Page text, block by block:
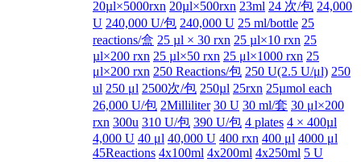
20µl×5000rxn 20µl×500rxn 23ml 24 次/包 24,000
U 240,000 U/包 240,000 U 25 ml/bottle 25
reactions/盒 25 µl × 30 rxn 25 µl×10 rxn 25
µl×200 rxn 25 µl×50 rxn 25 μl×1000 rxn 25
μl×200 rxn 250 Reactions/包 250 U(2.5 U/μl) 250
ul 250 μl 2500次/包 250µl 25rxn 25µmol each
26,000 U/包 2Milliliter 30 U 30 ml/套 30 μl×200
rxn 300u 310 U/包 390 U/包 4 plates 4 × 400µl
4,000 U 40 μl 40,000 U 400 rxn 400 μl 4000 μl
45Reactions 4x100ml 4x200ml 4x250ml 5 U